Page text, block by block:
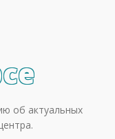
об актуальных